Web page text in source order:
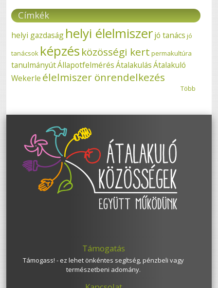
Címkék
helyi gazdaság helyi élelmiszerjó tanács jó
tanácsok képzés közösségi kert permakultúra
tanulmányútÁllapotfelmérés Átalakulás Átalakuló
Wekerle élelmiszer önrendelkezés
Több
Támogatás
Támogass! - ez lehet önkéntes segítség, pénzbeli vagy
természetbeni adomány.